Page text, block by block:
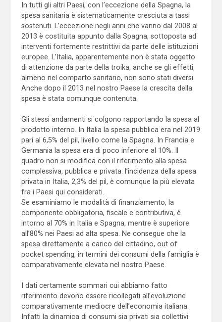
In tutti gli altri Paesi, con l’eccezione della Spagna, la
spesa sanitaria è sistematicamente cresciuta a tassi
sostenuti. L’eccezione negli anni che vanno dal 2008 al
2013 è costituita appunto dalla Spagna, sottoposta ad
interventi fortemente restrittivi da parte delle istituzioni
europee. L’Italia, apparentemente non è stata oggetto
di attenzione da parte della troika, anche se gli effetti,
almeno nel comparto sanitario, non sono stati diversi.
Anche dopo il 2013 nel nostro Paese la crescita della
spesa è stata comunque contenuta.
Gli stessi andamenti si colgono rapportando la spesa al
prodotto interno. In Italia la spesa pubblica era nel 2019
pari al 6,5% del pil, livello come la Spagna. In Francia e
Germania la spesa era di poco inferiore al 10%. Il
quadro non si modifica con il riferimento alla spesa
complessiva, pubblica e privata: l’incidenza della spesa
privata in Italia, 2,3% del pil, è comunque la più elevata
fra i Paesi qui considerati.
Se esaminiamo le modalità di finanziamento, la
componente obbligatoria, fiscale e contributiva, è
intorno al 70% in Italia e Spagna, mentre è superiore
all’80% nei Paesi ad alta spesa. Ne consegue che la
spesa direttamente a carico del cittadino, out of
pocket spending, in termini dei consumi della famiglia è
comparativamente elevata nel nostro Paese.
I dati certamente sommari cui abbiamo fatto
riferimento devono essere ricollegati all’evoluzione
comparativamente mediocre dell’economia italiana.
Infatti la dinamica di consumi sia privati sia collettivi